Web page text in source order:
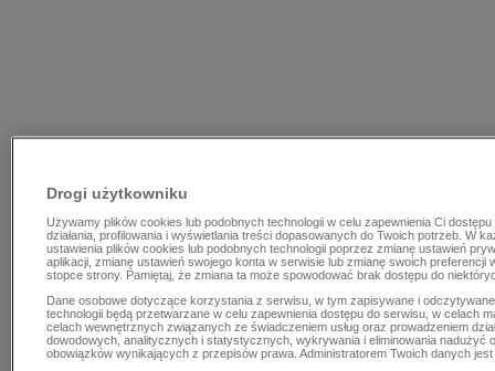
Drogi użytkowniku
Używamy plików cookies lub podobnych technologii w celu zapewnienia Ci
działania, profilowania i wyświetlania treści dopasowanych do Twoich potrzeb. W
ustawienia plików cookies lub podobnych technologii poprzez zmianę ustawień
aplikacji, zmianę ustawień swojego konta w serwisie lub zmianę swoich preferencji
stopce strony. Pamiętaj, że zmiana ta może spowodować brak dostępu do
Dane osobowe dotyczące korzystania z serwisu, w tym zapisywane i
technologii będą przetwarzane w celu zapewnienia dostępu do serwisu, w celach
celach wewnętrznych związanych ze świadczeniem usług oraz prowadzeniem
dowodowych, analitycznych i statystycznych, wykrywania i eliminowania nadużyć
obowiązków wynikających z przepisów prawa. Administratorem Twoich danych jest